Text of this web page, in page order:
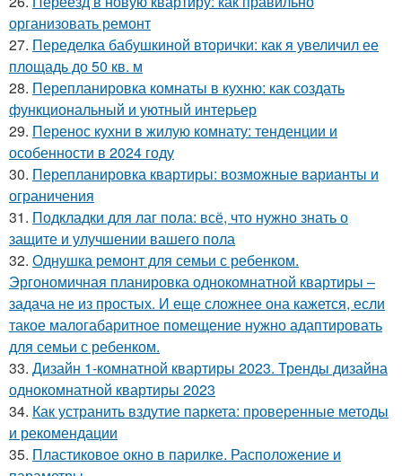
организовать ремонт
27. Переделка бабушкиной вторички: как я увеличил ее
площадь до 50 кв. м
28. Перепланировка комнаты в кухню: как создать
функциональный и уютный интерьер
29. Перенос кухни в жилую комнату: тенденции и
особенности в 2024 году
30. Перепланировка квартиры: возможные варианты и
ограничения
31. Подкладки для лаг пола: всё, что нужно знать о
защите и улучшении вашего пола
32. Однушка ремонт для семьи с ребенком.
Эргономичная планировка однокомнатной квартиры –
задача не из простых. И еще сложнее она кажется, если
такое малогабаритное помещение нужно адаптировать
для семьи с ребенком.
33. Дизайн 1-комнатной квартиры 2023. Тренды дизайна
однокомнатной квартиры 2023
34. Как устранить вздутие паркета: проверенные методы
и рекомендации
35. Пластиковое окно в парилке. Расположение и